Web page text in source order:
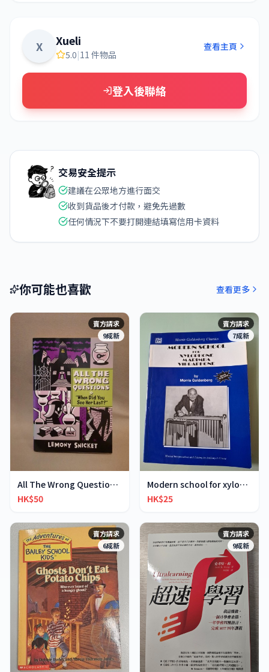
X Xueli
5.0|11 件物品
查看主頁
登入後聯絡
交易安全提示
建議在公眾地方進行面交
收到貨品後才付款，避免先過數
任何情況下不要打開連結填寫信用卡資料
你可能也喜歡 查看更多
賣方請求
9成新
All The Wrong Questions 2: "When Did You See Her L
HK$50
賣方請求
7成新
Modern school for xylophone marimba vibraphone
HK$25
賣方請求
6成新
賣方請求
9成新